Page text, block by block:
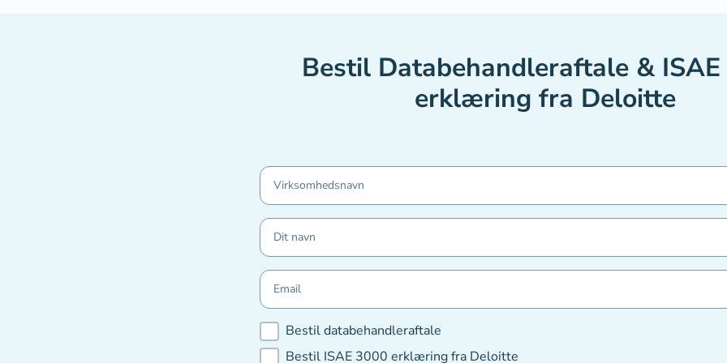
Bestil Databehandleraftale &
erklæring fra Deloitte
Bestil databehandleraftale
Bestil ISAE 3000 erklæring fra Deloitte